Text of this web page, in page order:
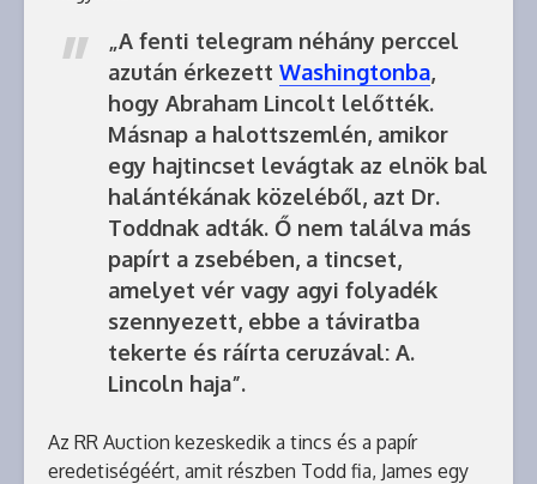
„A fenti telegram néhány perccel
azután érkezett Washingtonba,
hogy Abraham Lincolt lelőtték.
Másnap a halottszemlén, amikor
egy hajtincset levágtak az elnök bal
halántékának közeléből, azt Dr.
Toddnak adták. Ő nem találva más
papírt a zsebében, a tincset,
amelyet vér vagy agyi folyadék
szennyezett, ebbe a táviratba
tekerte és ráírta ceruzával: A.
Lincoln haja”.
Az RR Auction kezeskedik a tincs és a papír
eredetiségéért, amit részben Todd fia, James egy